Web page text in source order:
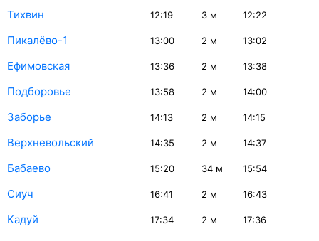
Тихвин 12:19 3 м 12:22
Пикалёво-1 13:00 2 м 13:02
Ефимовская 13:36 2 м 13:38
Подборовье 13:58 2 м 14:00
Заборье 14:13 2 м 14:15
Верхневольский 14:35 2 м 14:37
Бабаево 15:20 34 м 15:54
Сиуч 16:41 2 м 16:43
Кадуй 17:34 2 м 17:36